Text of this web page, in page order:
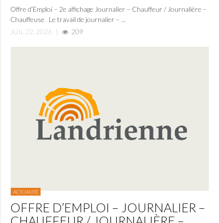
Offre d’Emploi – 2e affichage Journalier – Chauffeur / Journalière –
Chauffeuse Le travail de journalier – ...
JUIL 22, 2026 | 209
ACTUALITÉ
OFFRE D’EMPLOI – JOURNALIER –